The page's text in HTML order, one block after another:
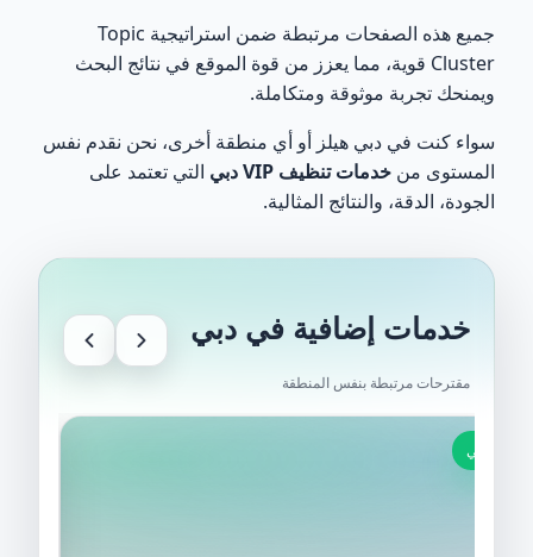
جميع هذه الصفحات مرتبطة ضمن استراتيجية Topic
Cluster قوية، مما يعزز من قوة الموقع في نتائج البحث
ويمنحك تجربة موثوقة ومتكاملة.
سواء كنت في دبي هيلز أو أي منطقة أخرى، نحن نقدم نفس
المستوى من خدمات تنظيف VIP دبي
التي تعتمد على
الجودة، الدقة، والنتائج المثالية.
خدمات إضافية في دبي
مقترحات مرتبطة بنفس المنطقة
دبي